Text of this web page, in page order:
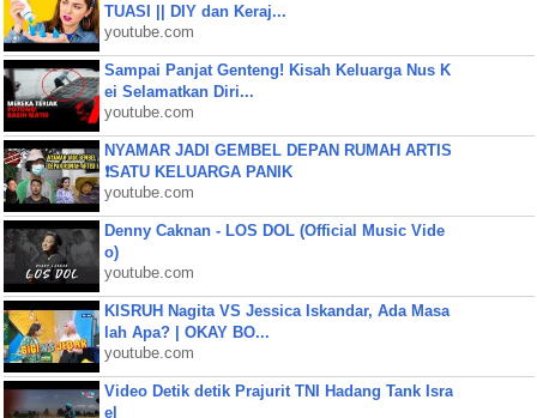
TUASI || DIY dan Keraj...
youtube.com
Sampai Panjat Genteng! Kisah Keluarga Nus K
ei Selamatkan Diri...
youtube.com
NYAMAR JADI GEMBEL DEPAN RUMAH ARTIS
❗SATU KELUARGA PANIK
youtube.com
Denny Caknan - LOS DOL (Official Music Vide
o)
youtube.com
KISRUH Nagita VS Jessica Iskandar, Ada Masa
lah Apa? | OKAY BO...
youtube.com
Video Detik detik Prajurit TNI Hadang Tank Isra
el